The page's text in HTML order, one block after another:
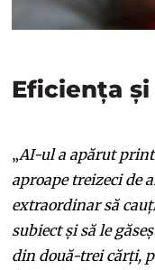
Eficiența
„AI-ul a apărut
aproape treizeci de
extraordinar să
subiect și să le
din două-trei cărți,